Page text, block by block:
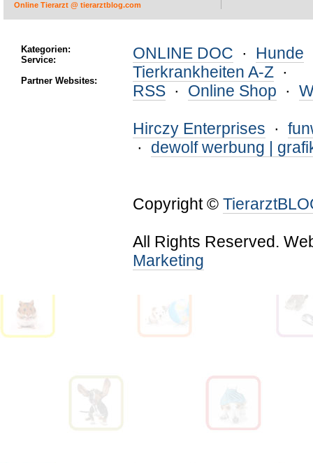
Online Tierarzt @ tierarztblog.com
Kategorien:
Service:
Partner Websites:
ONLINE DOC · Hunde
Tierkrankheiten A-Z ·
RSS · Online Shop ·
Hirczy Enterprises ·
· dewolf werbung |
Copyright ©
All Rights Reserved.
Marketing